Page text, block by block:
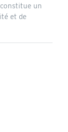
un
et de